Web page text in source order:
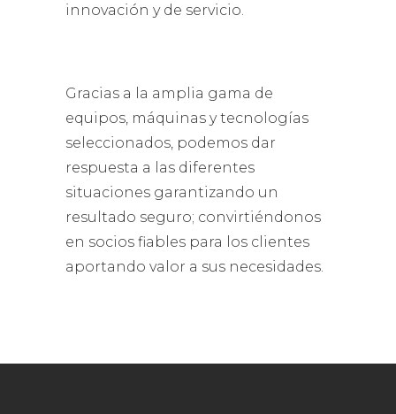
innovación y de servicio.
Gracias a la amplia gama de
equipos, máquinas y tecnologías
seleccionados, podemos dar
respuesta a las diferentes
situaciones garantizando un
resultado seguro; convirtiéndonos
en socios fiables para los clientes
aportando valor a sus necesidades.